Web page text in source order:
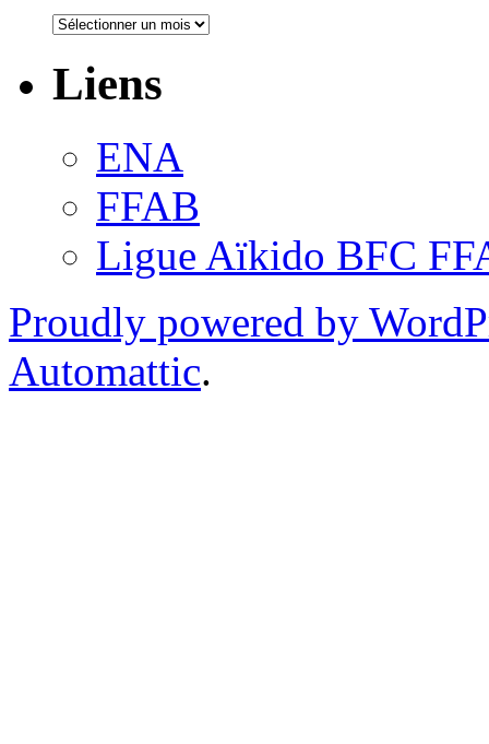
Archives
Liens
ENA
FFAB
Ligue Aïkido BFC
Proudly powered by
Automattic.